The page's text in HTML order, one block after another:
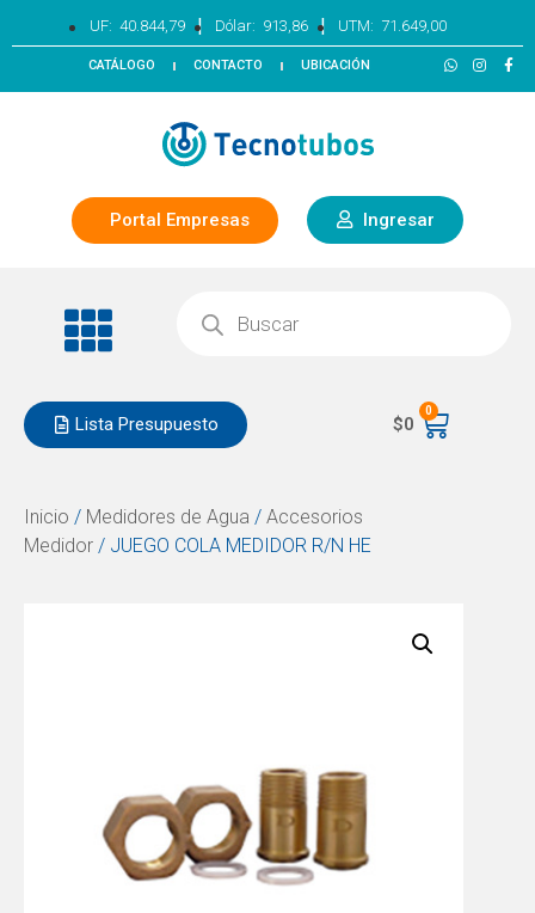
UF: 40.844,79 | Dólar: 913,86 | UTM: 71.649,00
CATÁLOGO CONTACTO UBICACIÓN
Portal Empresas Ingresar
Lista Presupuesto $0
0
Inicio / Medidores de Agua / Accesorios
Medidor / JUEGO COLA MEDIDOR R/N HE